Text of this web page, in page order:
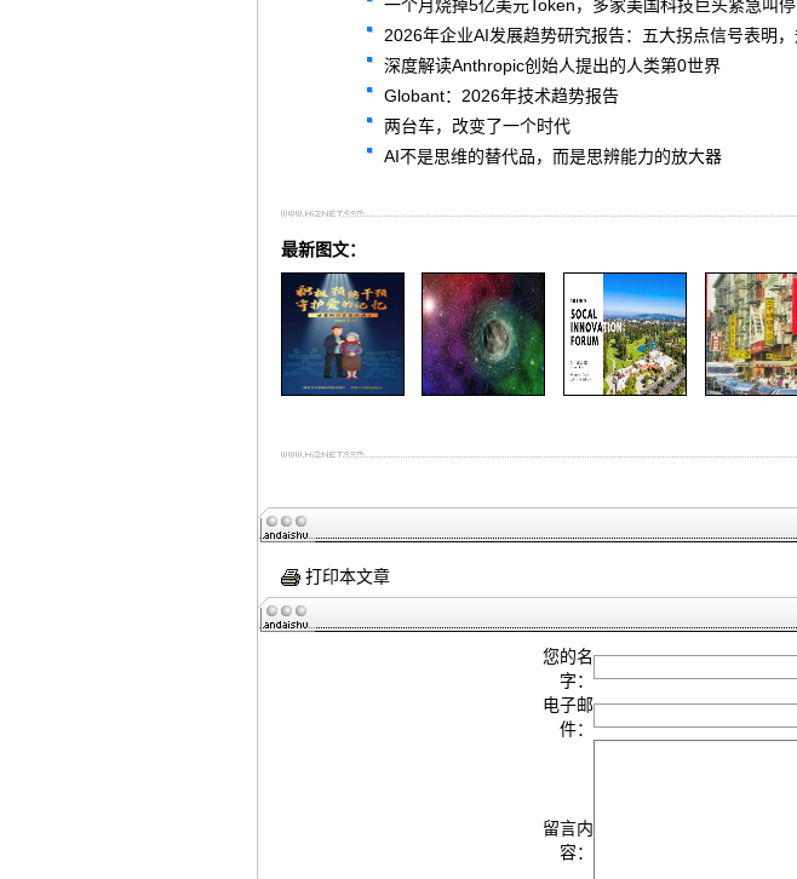
一个月烧掉5亿美元Token，多家美国科技巨头紧急叫停
2026年企业AI发展趋势研究报告：五大拐点信号表明
深度解读Anthropic创始人提出的人类第0世界
Globant：2026年技术趋势报告
两台车，改变了一个时代
AI不是思维的替代品，而是思辨能力的放大器
最新图文：
打印本文章
您的名
字：
电子邮
件：
留言内
容：